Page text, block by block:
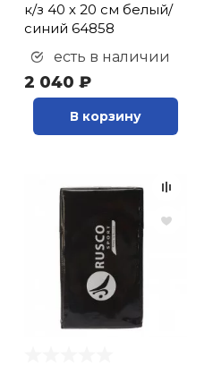
к/з 40 х 20 см белый/
синий 64858
есть в наличии
2 040 ₽
В корзину